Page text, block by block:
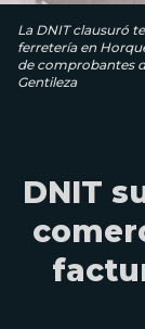
La DNIT clausuró
ferretería en
de comprobantes
Gentileza
DNIT